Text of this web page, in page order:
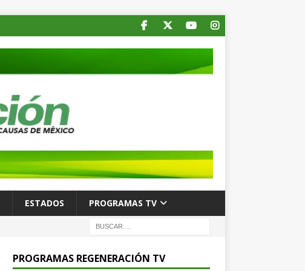
ESTADOS PROGRAMAS TV
PROGRAMAS REGENERACIÓN TV